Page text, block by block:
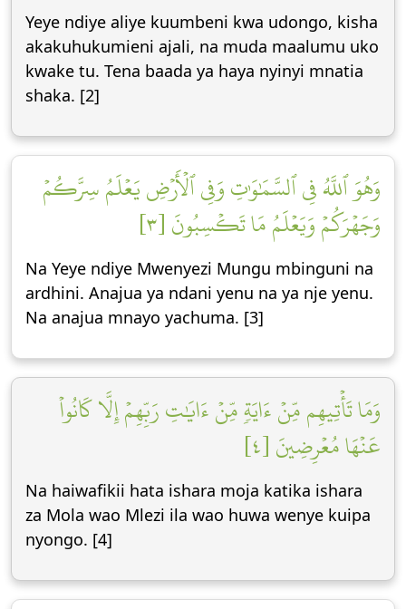
Yeye ndiye aliye kuumbeni kwa udongo, kisha
akakuhukumieni ajali, na muda maalumu uko
kwake tu. Tena baada ya haya nyinyi mnatia
shaka. [2]
وَهُوَ ٱللَّهُ فِي ٱلسَّمَٰوَٰتِ وَفِي ٱلۡأَرۡضِ يَعۡلَمُ سِرَّكُمۡ
وَجَهۡرَكُمۡ وَيَعۡلَمُ مَا تَكۡسِبُونَ [٣]
Na Yeye ndiye Mwenyezi Mungu mbinguni na
ardhini. Anajua ya ndani yenu na ya nje yenu.
Na anajua mnayo yachuma. [3]
وَمَا تَأۡتِيهِم مِّنۡ ءَايَةٖ مِّنۡ ءَايَٰتِ رَبِّهِمۡ إِلَّا كَانُواْ
عَنۡهَا مُعۡرِضِينَ [٤]
Na haiwafikii hata ishara moja katika ishara
za Mola wao Mlezi ila wao huwa wenye kuipa
nyongo. [4]